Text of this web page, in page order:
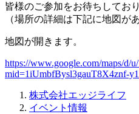
皆様のご参加をお待ちしており
（場所の詳細は下記に地図が
地図が開きます。
https://www.google.com/maps/d/
mid=1iUmbfBysl3gauT8X4znf-
株式会社エッジライフ
イベント情報